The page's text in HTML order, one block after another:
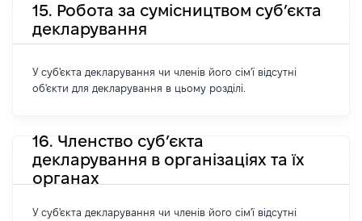
15. Робота за сумісництвом суб’єкта
декларування
У суб'єкта декларування чи членів його сім'ї відсутні
об'єкти для декларування в цьому розділі.
16. Членство суб’єкта
декларування в організаціях та їх
органах
У суб'єкта декларування чи членів його сім'ї відсутні